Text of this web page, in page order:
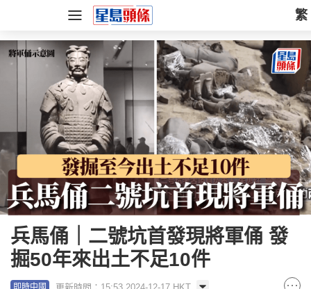
繁
兵馬俑｜二號坑首發現將軍俑 發
掘50年來出土不足10件